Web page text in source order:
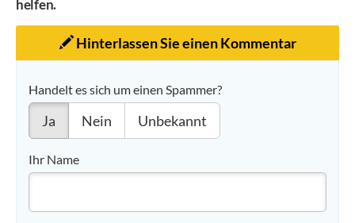
helfen.
Hinterlassen Sie einen Kommentar
Handelt es sich um einen Spammer?
Ja Nein Unbekannt
Ihr Name